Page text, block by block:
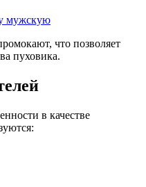
мужскую
что позволяет
пуховика.
в качестве